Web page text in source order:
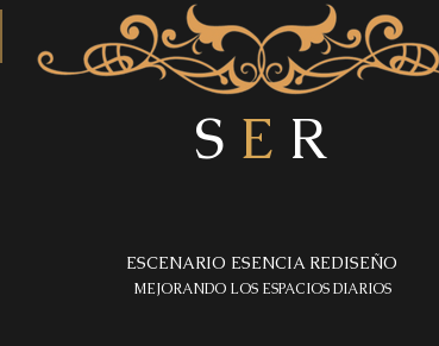
S E R
ESCENARIO ESENCIA REDISEÑO
MEJORANDO LOS ESPACIOS DIARIOS